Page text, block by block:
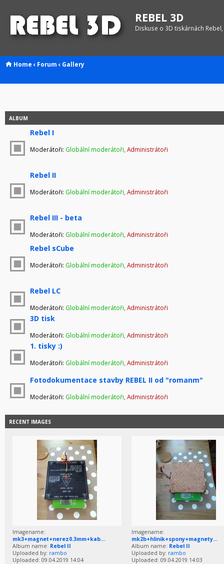
REBEL 3D
Diskuse o 3D tiskárnách
Home ‹ Forum ‹ Gallery
ALBUM
Rebel I
Moderátoři: Globální moderátoři Administrátoři
Rebel II
Moderátoři: Globální moderátoři Administrátoři
Rebel III - beta
Moderátoři: Globální moderátoři Administrátoři
Rebel sCube
Moderátoři: Globální moderátoři Administrátoři
Rebel LC
Moderátoři: Globální moderátoři Administrátoři
3D tisk
Moderátoři: Globální moderátoři Administrátoři
1. tisky :)
Moderátoři: Globální moderátoři Administrátoři
Fotodokumentace stavby REBEL II od "romanm"
Moderátoři: Globální moderátoři Administrátoři
RECENT IMAGES
Imagename:
mk3+magnet+nerez0.3mm+kab...
Album name: Rebel II
Uploaded by: rambo
Uploaded: 09.04.2019 14:04
Imagename:
mk2b+hlinik+spony+magnety...
Album name: Rebel II
Uploaded by: rambo
Uploaded: 09.04.2019 14:03